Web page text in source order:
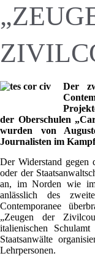
Der
der Oberschulen
wurden von
Journalisten im
Der Widerstand
oder der
an, im Norden wie
anlässlich des
Contemporanee
„Zeugen der
italienischen
Staatsanwälte
Lehrpersonen.